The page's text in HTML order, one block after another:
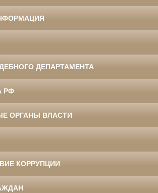
ДЕПАРТАМЕНТА
РФ
ОРГАНЫ ВЛАСТИ
КОРРУПЦИИ